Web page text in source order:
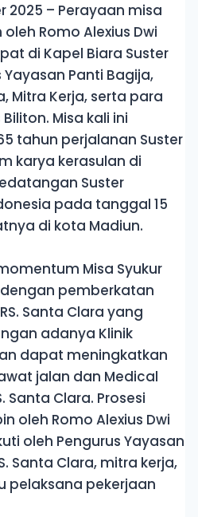
2025 – Perayaan misa
Romo Alexius Dwi
di Kapel Biara Suster
Yayasan Panti Bagija,
Mitra Kerja, serta para
Misa kali ini
tahun perjalanan Suster
karya kerasulan di
Suster
pada tanggal 15
di kota Madiun.
Misa Syukur
pemberkatan
Santa Clara yang
adanya Klinik
dapat meningkatkan
jalan dan Medical
Santa Clara. Prosesi
oleh Romo Alexius Dwi
oleh Pengurus Yayasan
Santa Clara, mitra kerja,
pelaksana pekerjaan